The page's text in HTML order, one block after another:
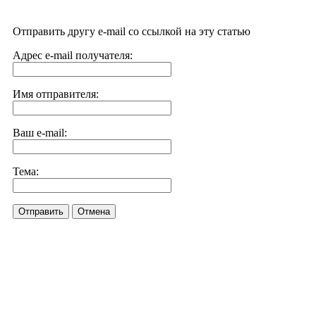
Отправить другу e-mail со ссылкой на эту статью
Адрес e-mail получателя:
Имя отправителя:
Ваш e-mail:
Тема:
Отправить Отмена